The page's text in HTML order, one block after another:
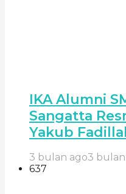
IKA Alumni
Sangatta
Yakub
3 bulan ago3
637